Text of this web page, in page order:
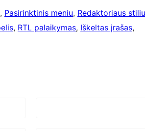
, Pasirinktinis meniu, Redaktoriaus
, RTL palaikymas, Iškeltas įrašas